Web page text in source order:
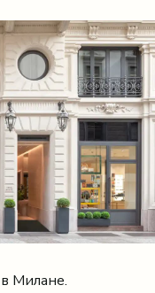
Милане.